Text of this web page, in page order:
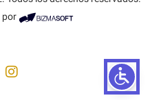
por